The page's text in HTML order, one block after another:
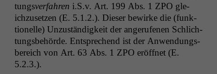
tungsver­fahren i.S.v. Art. 199 Abs. 1 ZPO gle­
ichzuset­zen (E. 5.1.2.). Dieser bewirke die (funk­
tionelle) Unzuständigkeit der angerufe­nen Schlich­
tungs­be­hörde. Entsprechend ist der Anwen­dungs­
bere­ich von Art. 63 Abs. 1 ZPO eröffnet (E.
5.2.3.).